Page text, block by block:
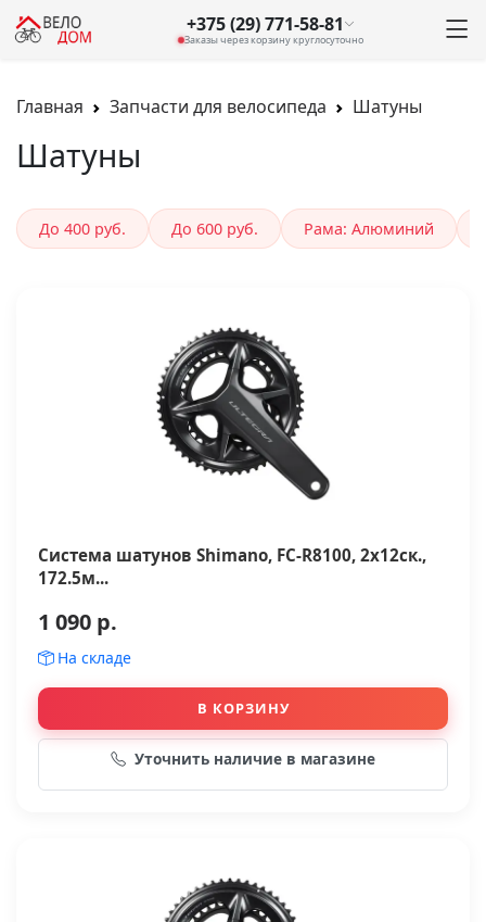
+375 (29) 771-58-81
Заказы через корзину круглосуточно
Главная Запчасти для велосипеда Шатуны
Шатуны
До 400 руб. До 600 руб. Рама: Алюминий
Система шатунов Shimano, FC-R8100, 2x12ск.,
172.5м...
1 090 р.
На складе
В КОРЗИНУ
Уточнить наличие в магазине